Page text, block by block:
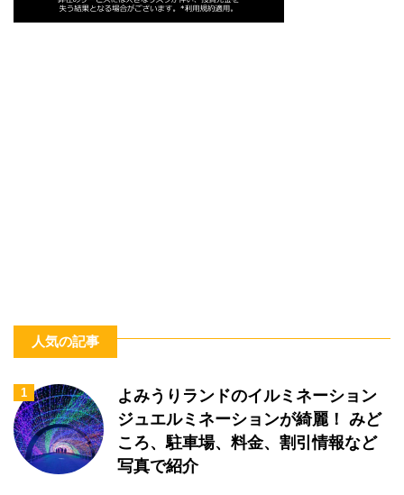
人気の記事
1
よみうりランドのイルミネーション
ジュエルミネーションが綺麗！ みど
ころ、駐車場、料金、割引情報など
写真で紹介